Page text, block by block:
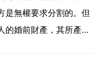
是無權要求分割的。但
的婚前財產，其所產生
間的工資收入，等